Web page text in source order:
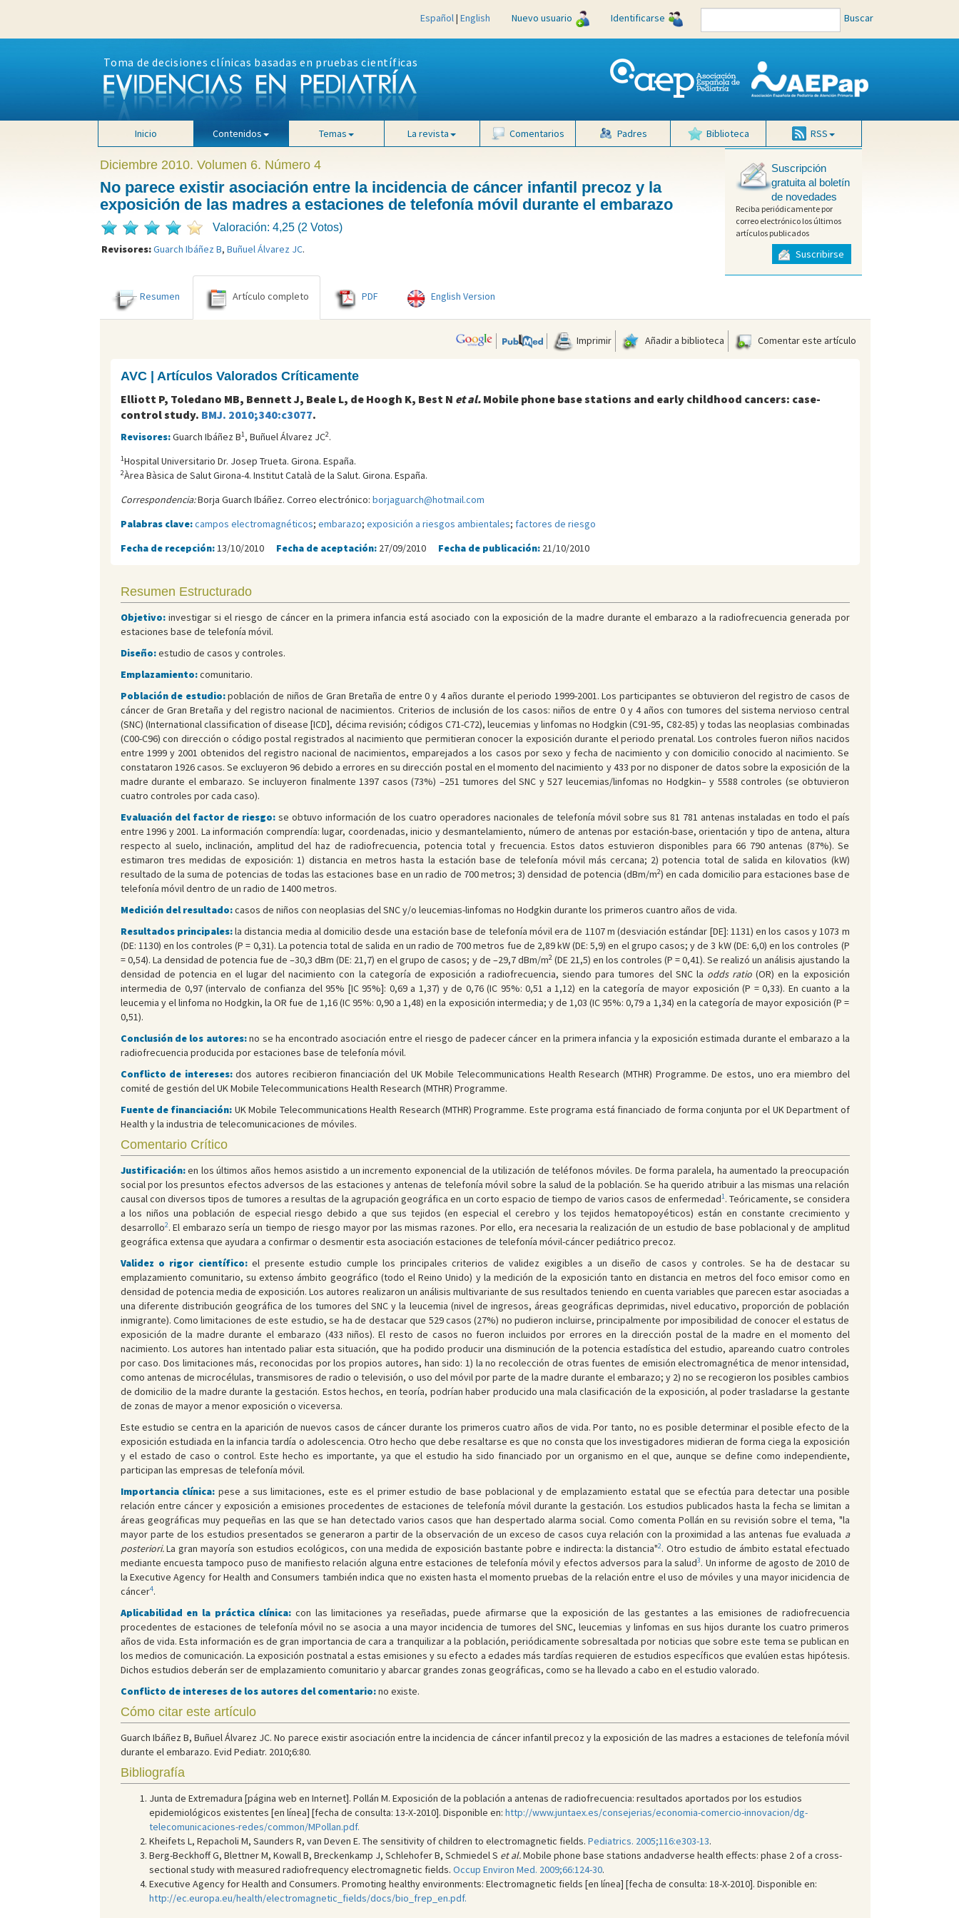
Español| English Nuevo usuario Identificarse Buscar
Toma de decisiones clínicas basadas en pruebas científicas
Inicio Contenidos Temas La revista Comentarios Padres Biblioteca RSS
Diciembre 2010. Volumen 6. Número 4
No parece existir asociación entre la incidencia de cáncer infantil precoz y la
exposición de las madres a estaciones de telefonía móvil durante el embarazo
Valoración: 4,25 (2 Votos)
Revisores:Guarch Ibáñez B, Buñuel Álvarez JC.
Suscripción
gratuita al boletín
de novedades
Reciba periódicamente por
correo electrónico los últimos
artículos publicados
Suscribirse
Resumen Artículo completo PDF English Version
Imprimir Añadir a biblioteca Comentar este artículo
AVC | Artículos Valorados Críticamente
Elliott P, Toledano MB, Bennett J, Beale L, de Hoogh K, Best N et al.Mobile phone base stations and early childhood cancers: case-
control study. BMJ. 2010;340:c3077.
Revisores:Guarch Ibáñez B1, Buñuel Álvarez JC2.
1Hospital Universitario Dr. Josep Trueta. Girona. España.
2Àrea Bàsica de Salut Girona-4. Institut Català de la Salut. Girona. España.
Correspondencia:Borja Guarch Ibáñez. Correo electrónico: borjaguarch@hotmail.com
Palabras clave:campos electromagnéticos; embarazo; exposición a riesgos ambientales; factores de riesgo
Fecha de recepción:13/10/2010 Fecha de aceptación: 27/09/2010 Fecha de publicación: 21/10/2010
Resumen Estructurado
Objetivo:investigar si el riesgo de cáncer en la primera infancia está asociado con la exposición de la madre durante el embarazo a la radiofrecuencia generada por
estaciones base de telefonía móvil.
Diseño:estudio de casos y controles.
Emplazamiento:comunitario.
Población de estudio:población de niños de Gran Bretaña de entre 0 y 4 años durante el periodo 1999-2001. Los participantes se obtuvieron del registro de casos de
cáncer de Gran Bretaña y del registro nacional de nacimientos. Criterios de inclusión de los casos: niños de entre 0 y 4 años con tumores del sistema nervioso central
(SNC) (International classification of disease [ICD], décima revisión; códigos C71-C72), leucemias y linfomas no Hodgkin (C91-95, C82-85) y todas las neoplasias combinadas
(C00-C96) con dirección o código postal registrados al nacimiento que permitieran conocer la exposición durante el periodo prenatal. Los controles fueron niños nacidos
entre 1999 y 2001 obtenidos del registro nacional de nacimientos, emparejados a los casos por sexo y fecha de nacimiento y con domicilio conocido al nacimiento. Se
constataron 1926 casos. Se excluyeron 96 debido a errores en su dirección postal en el momento del nacimiento y 433 por no disponer de datos sobre la exposición de la
madre durante el embarazo. Se incluyeron finalmente 1397 casos (73%) –251 tumores del SNC y 527 leucemias/linfomas no Hodgkin– y 5588 controles (se obtuvieron
cuatro controles por cada caso).
Evaluación del factor de riesgo:se obtuvo información de los cuatro operadores nacionales de telefonía móvil sobre sus 81 781 antenas instaladas en todo el país
entre 1996 y 2001. La información comprendía: lugar, coordenadas, inicio y desmantelamiento, número de antenas por estación-base, orientación y tipo de antena, altura
respecto al suelo, inclinación, amplitud del haz de radiofrecuencia, potencia total y frecuencia. Estos datos estuvieron disponibles para 66 790 antenas (87%). Se
estimaron tres medidas de exposición: 1) distancia en metros hasta la estación base de telefonía móvil más cercana; 2) potencia total de salida en kilovatios (kW)
resultado de la suma de potencias de todas las estaciones base en un radio de 700 metros; 3) densidad de potencia (dBm/m2) en cada domicilio para estaciones base de
telefonía móvil dentro de un radio de 1400 metros.
Medición del resultado:casos de niños con neoplasias del SNC y/o leucemias-linfomas no Hodgkin durante los primeros cuantro años de vida.
Resultados principales:la distancia media al domicilio desde una estación base de telefonía móvil era de 1107 m (desviación estándar [DE]: 1131) en los casos y 1073 m
(DE: 1130) en los controles (P = 0,31). La potencia total de salida en un radio de 700 metros fue de 2,89 kW (DE: 5,9) en el grupo casos; y de 3 kW (DE: 6,0) en los controles (P
= 0,54). La densidad de potencia fue de –30,3 dBm (DE: 21,7) en el grupo de casos; y de –29,7 dBm/m2(DE 21,5) en los controles (P = 0,41). Se realizó un análisis ajustando la
densidad de potencia en el lugar del nacimiento con la categoría de exposición a radiofrecuencia, siendo para tumores del SNC la odds ratio (OR) en la exposición
intermedia de 0,97 (intervalo de confianza del 95% [IC 95%]: 0,69 a 1,37) y de 0,76 (IC 95%: 0,51 a 1,12) en la categoría de mayor exposición (P = 0,33). En cuanto a la
leucemia y el linfoma no Hodgkin, la OR fue de 1,16 (IC 95%: 0,90 a 1,48) en la exposición intermedia; y de 1,03 (IC 95%: 0,79 a 1,34) en la categoría de mayor exposición (P =
0,51).
Conclusión de los autores:no se ha encontrado asociación entre el riesgo de padecer cáncer en la primera infancia y la exposición estimada durante el embarazo a la
radiofrecuencia producida por estaciones base de telefonía móvil.
Conflicto de intereses:dos autores recibieron financiación del UK Mobile Telecommunications Health Research (MTHR) Programme. De estos, uno era miembro del
comité de gestión del UK Mobile Telecommunications Health Research (MTHR) Programme.
Fuente de financiación: UK Mobile Telecommunications Health Research (MTHR) Programme. Este programa está financiado de forma conjunta por el UK Department of
Health y la industria de telecomunicaciones de móviles.
Comentario Crítico
Justificación:en los últimos años hemos asistido a un incremento exponencial de la utilización de teléfonos móviles. De forma paralela, ha aumentado la preocupación
social por los presuntos efectos adversos de las estaciones y antenas de telefonía móvil sobre la salud de la población. Se ha querido atribuir a las mismas una relación
causal con diversos tipos de tumores a resultas de la agrupación geográfica en un corto espacio de tiempo de varios casos de enfermedad1. Teóricamente, se considera
a los niños una población de especial riesgo debido a que sus tejidos (en especial el cerebro y los tejidos hematopoyéticos) están en constante crecimiento y
desarrollo2. El embarazo sería un tiempo de riesgo mayor por las mismas razones. Por ello, era necesaria la realización de un estudio de base poblacional y de amplitud
geográfica extensa que ayudara a confirmar o desmentir esta asociación estaciones de telefonía móvil-cáncer pediátrico precoz.
Validez o rigor científico:el presente estudio cumple los principales criterios de validez exigibles a un diseño de casos y controles. Se ha de destacar su
emplazamiento comunitario, su extenso ámbito geográfico (todo el Reino Unido) y la medición de la exposición tanto en distancia en metros del foco emisor como en
densidad de potencia media de exposición. Los autores realizaron un análisis multivariante de sus resultados teniendo en cuenta variables que parecen estar asociadas a
una diferente distribución geográfica de los tumores del SNC y la leucemia (nivel de ingresos, áreas geográficas deprimidas, nivel educativo, proporción de población
inmigrante). Como limitaciones de este estudio, se ha de destacar que 529 casos (27%) no pudieron incluirse, principalmente por imposibilidad de conocer el estatus de
exposición de la madre durante el embarazo (433 niños). El resto de casos no fueron incluidos por errores en la dirección postal de la madre en el momento del
nacimiento. Los autores han intentado paliar esta situación, que ha podido producir una disminución de la potencia estadística del estudio, apareando cuatro controles
por caso. Dos limitaciones más, reconocidas por los propios autores, han sido: 1) la no recolección de otras fuentes de emisión electromagnética de menor intensidad,
como antenas de microcélulas, transmisores de radio o televisión, o uso del móvil por parte de la madre durante el embarazo; y 2) no se recogieron los posibles cambios
de domicilio de la madre durante la gestación. Estos hechos, en teoría, podrían haber producido una mala clasificación de la exposición, al poder trasladarse la gestante
de zonas de mayor a menor exposición o viceversa.
Este estudio se centra en la aparición de nuevos casos de cáncer durante los primeros cuatro años de vida. Por tanto, no es posible determinar el posible efecto de la
exposición estudiada en la infancia tardía o adolescencia. Otro hecho que debe resaltarse es que no consta que los investigadores midieran de forma ciega la exposición
y el estado de caso o control. Este hecho es importante, ya que el estudio ha sido financiado por un organismo en el que, aunque se define como independiente,
participan las empresas de telefonía móvil.
Importancia clínica: pese a sus limitaciones, este es el primer estudio de base poblacional y de emplazamiento estatal que se efectúa para detectar una posible
relación entre cáncer y exposición a emisiones procedentes de estaciones de telefonía móvil durante la gestación. Los estudios publicados hasta la fecha se limitan a
áreas geográficas muy pequeñas en las que se han detectado varios casos que han despertado alarma social. Como comenta Pollán en su revisión sobre el tema, "la
mayor parte de los estudios presentados se generaron a partir de la observación de un exceso de casos cuya relación con la proximidad a las antenas fue evaluada a
posteriori.La gran mayoría son estudios ecológicos, con una medida de exposición bastante pobre e indirecta: la distancia"2. Otro estudio de ámbito estatal efectuado
mediante encuesta tampoco puso de manifiesto relación alguna entre estaciones de telefonía móvil y efectos adversos para la salud3. Un informe de agosto de 2010 de
la Executive Agency for Health and Consumers también indica que no existen hasta el momento pruebas de la relación entre el uso de móviles y una mayor inicidencia de
cáncer4.
Aplicabilidad en la práctica clínica: con las limitaciones ya reseñadas, puede afirmarse que la exposición de las gestantes a las emisiones de radiofrecuencia
procedentes de estaciones de telefonía móvil no se asocia a una mayor incidencia de tumores del SNC, leucemias y linfomas en sus hijos durante los cuatro primeros
años de vida. Esta información es de gran importancia de cara a tranquilizar a la población, periódicamente sobresaltada por noticias que sobre este tema se publican en
los medios de comunicación. La exposición postnatal a estas emisiones y su efecto a edades más tardías requieren de estudios específicos que evalúen estas hipótesis.
Dichos estudios deberán ser de emplazamiento comunitario y abarcar grandes zonas geográficas, como se ha llevado a cabo en el estudio valorado.
Conflicto de intereses de los autores del comentario:no existe.
Cómo citar este artículo
Guarch Ibáñez B, Buñuel Álvarez JC. No parece existir asociación entre la incidencia de cáncer infantil precoz y la exposición de las madres a estaciones de telefonía móvil
durante el embarazo. Evid Pediatr. 2010;6:80.
Bibliografía
Junta de Extremadura [página web en Internet]. Pollán M. Exposición de la población a antenas de radiofrecuencia: resultados aportados por los estudios
epidemiológicos existentes [en línea] [fecha de consulta: 13-X-2010]. Disponible en: http://www.juntaex.es/consejerias/economia-comercio-innovacion/dg-
telecomunicaciones-redes/common/MPollan.pdf.
Kheifets L, Repacholi M, Saunders R, van Deven E. The sensitivity of children to electromagnetic fields. Pediatrics. 2005;116:e303-13.
Berg-Beckhoff G, Blettner M, Kowall B, Breckenkamp J, Schlehofer B, Schmiedel S et al.Mobile phone base stations andadverse health effects: phase 2 of a cross-
sectional study with measured radiofrequency electromagnetic fields. Occup Environ Med. 2009;66:124-30.
Executive Agency for Health and Consumers. Promoting healthy environments: Electromagnetic fields [en línea] [fecha de consulta: 18-X-2010]. Disponible en:
http://ec.europa.eu/health/electromagnetic_fields/docs/bio_frep_en.pdf.